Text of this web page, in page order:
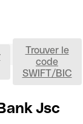
Trouver le
code
SWIFT/BIC
Jsc